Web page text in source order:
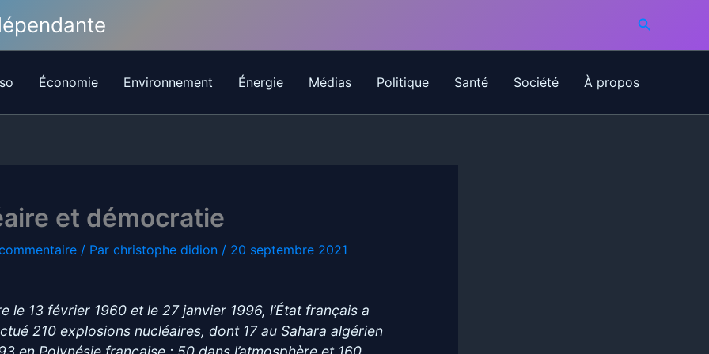
Économie Environnement Énergie Médias Politique Santé Société À propos
et démocratie
/ Par christophe didion / 20 septembre 2021
le 13 février 1960 et le 27 janvier 1996, l’État français a
210 explosions nucléaires, dont 17 au Sahara algérien